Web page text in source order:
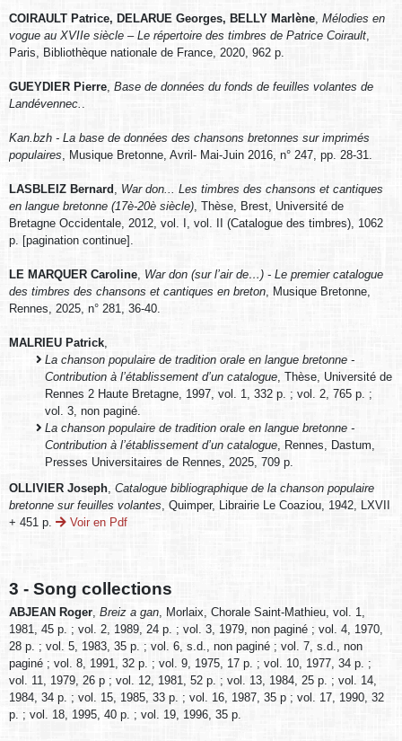
COIRAULT Patrice, DELARUE Georges, BELLY Marlène Mélodies en
vogue au XVIIe siècle – Le répertoire des timbres de Patrice Coirault
Paris, Bibliothèque nationale de France, 2020, 962 p.
GUEYDIER Pierre Base de données du fonds de feuilles volantes de
Landévennec.
Kan.bzh - La base de données des chansons bretonnes sur imprimés
populaires , Musique Bretonne, Avril- Mai-Juin 2016, n° 247, pp. 28-31.
LASBLEIZ Bernard
War don... Les timbres des chansons et cantiques
en langue bretonne (17è-20è siècle) , Thèse, Brest, Université de
Bretagne Occidentale, 2012, vol. I, vol. II (Catalogue des timbres), 1062
p. [pagination continue].
LE MARQUER Caroline War don (sur l’air de…) - Le premier catalogue
des timbres des chansons et cantiques en breton , Musique Bretonne,
Rennes, 2025, n° 281, 36-40.
MALRIEU Patrick
La chanson populaire de tradition orale en langue bretonne -
Contribution à l’établissement d’un catalogue , Thèse, Université de
Rennes 2 Haute Bretagne, 1997, vol. 1, 332 p. ; vol. 2, 765 p. ;
vol. 3, non paginé.
La chanson populaire de tradition orale en langue bretonne -
Contribution à l’établissement d’un catalogue , Rennes, Dastum,
Presses Universitaires de Rennes, 2025, 709 p.
OLLIVIER Joseph Catalogue bibliographique de la chanson populaire
bretonne sur feuilles volantes , Quimper, Librairie Le Coaziou, 1942, LXVII
+ 451 p.
Voir en Pdf
3 - Song collections
ABJEAN Roger, Breiz a gan, Morlaix, Chorale Saint-Mathieu, vol. 1,
1981, 45 p. ; vol. 2, 1989, 24 p. ; vol. 3, 1979, non paginé ; vol. 4, 1970,
28 p. ; vol. 5, 1983, 35 p. ; vol. 6, s.d., non paginé ; vol. 7, s.d., non
paginé ; vol. 8, 1991, 32 p. ; vol. 9, 1975, 17 p. ; vol. 10, 1977, 34 p. ;
vol. 11, 1979, 26 p ; vol. 12, 1981, 52 p. ; vol. 13, 1984, 25 p. ; vol. 14,
1984, 34 p. ; vol. 15, 1985, 33 p. ; vol. 16, 1987, 35 p ; vol. 17, 1990, 32
p. ; vol. 18, 1995, 40 p. ; vol. 19, 1996, 35 p.